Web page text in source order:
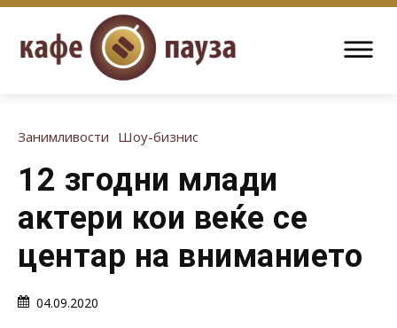
Занимливости Шоу-бизнис
12 згодни млади
актери кои веќе се
центар на вниманието
04.09.2020